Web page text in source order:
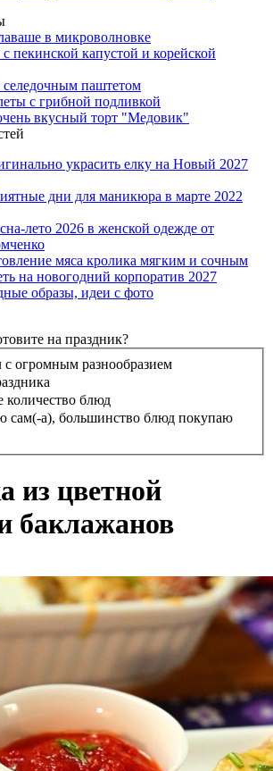
в микроволновке
пекинской капустой и корейской
паштетом
с грибной подливкой
вкусный торт "Медовик"
украсить елку на Новый 2027
дни для маникюра в марте 2022
лето 2026 в женской одежде от
мяса кролика мягким и сочным
на новогодний корпоратив 2027
образы, идеи с фото
на праздник?
с огромным разнообразием
блюд
сам(-а), большинство блюд покупаю
из цветной
баклажанов